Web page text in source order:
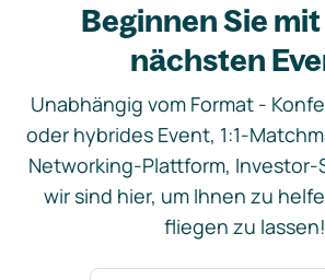
Beginnen Sie
nächsten
Unabhängig vom Format -
oder hybrides Event, 1:1-
Networking-Plattform,
wir sind hier, um Ihnen zu
fliegen zu lassen!